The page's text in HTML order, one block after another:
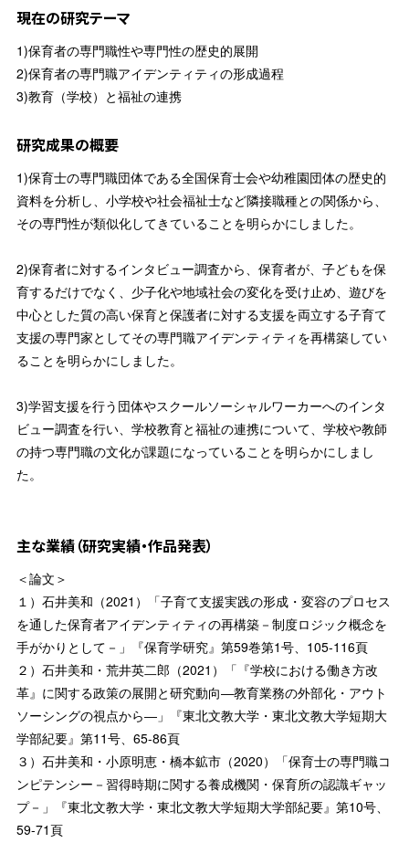
現在の研究テーマ
1)保育者の専門職性や専門性の歴史的展開
2)保育者の専門職アイデンティティの形成過程
3)教育（学校）と福祉の連携
研究成果の概要
1)保育士の専門職団体である全国保育士会や幼稚園団体の歴史的
資料を分析し、小学校や社会福祉士など隣接職種との関係から、
その専門性が類似化してきていることを明らかにしました。
2)保育者に対するインタビュー調査から、保育者が、子どもを保
育するだけでなく、少子化や地域社会の変化を受け止め、遊びを
中心とした質の高い保育と保護者に対する支援を両立する子育て
支援の専門家としてその専門職アイデンティティを再構築してい
ることを明らかにしました。
3)学習支援を行う団体やスクールソーシャルワーカーへのインタ
ビュー調査を行い、学校教育と福祉の連携について、学校や教師
の持つ専門職の文化が課題になっていることを明らかにしまし
た。
主な業績（研究実績・作品発表）
＜論文＞
１）石井美和（2021）「子育て支援実践の形成・変容のプロセス
を通した保育者アイデンティティの再構築－制度ロジック概念を
手がかりとして－」『保育学研究』第59巻第1号、105-116頁
２）石井美和・荒井英二郎（2021）「『学校における働き方改
革』に関する政策の展開と研究動向―教育業務の外部化・アウト
ソーシングの視点から―」『東北文教大学・東北文教大学短期大
学部紀要』第11号、65-86頁
３）石井美和・小原明恵・橋本鉱市（2020）「保育士の専門職コ
ンピテンシー－習得時期に関する養成機関・保育所の認識ギャッ
プ－」『東北文教大学・東北文教大学短期大学部紀要』第10号、
59-71頁